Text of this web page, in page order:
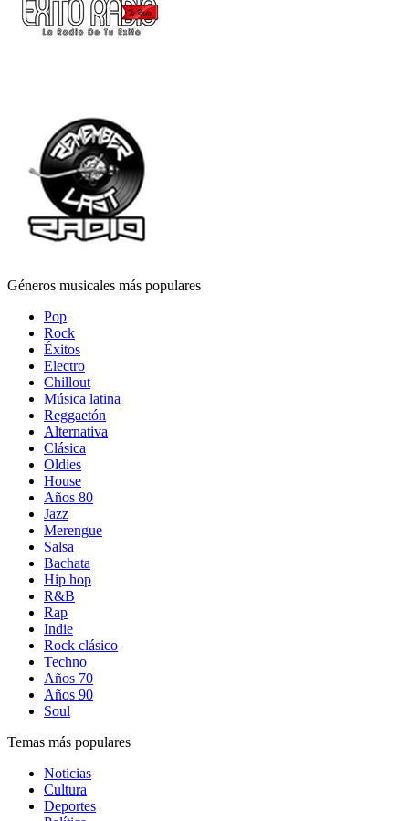
Géneros musicales más populares
Pop
Rock
Éxitos
Electro
Chillout
Música latina
Reggaetón
Alternativa
Clásica
Oldies
House
Años 80
Jazz
Merengue
Salsa
Bachata
Hip hop
R&B
Rap
Indie
Rock clásico
Techno
Años 70
Años 90
Soul
Temas más populares
Noticias
Cultura
Deportes